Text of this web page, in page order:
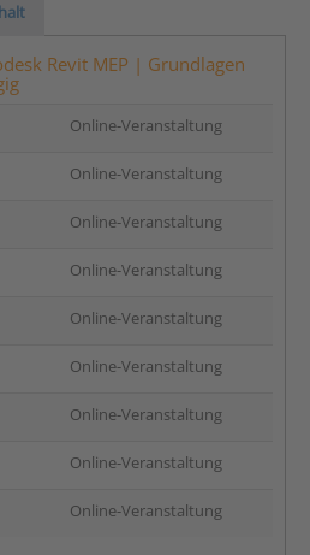
Revit MEP | Grundlagen
Online-Veranstaltung
Online-Veranstaltung
Online-Veranstaltung
Online-Veranstaltung
Online-Veranstaltung
Online-Veranstaltung
Online-Veranstaltung
Online-Veranstaltung
Online-Veranstaltung